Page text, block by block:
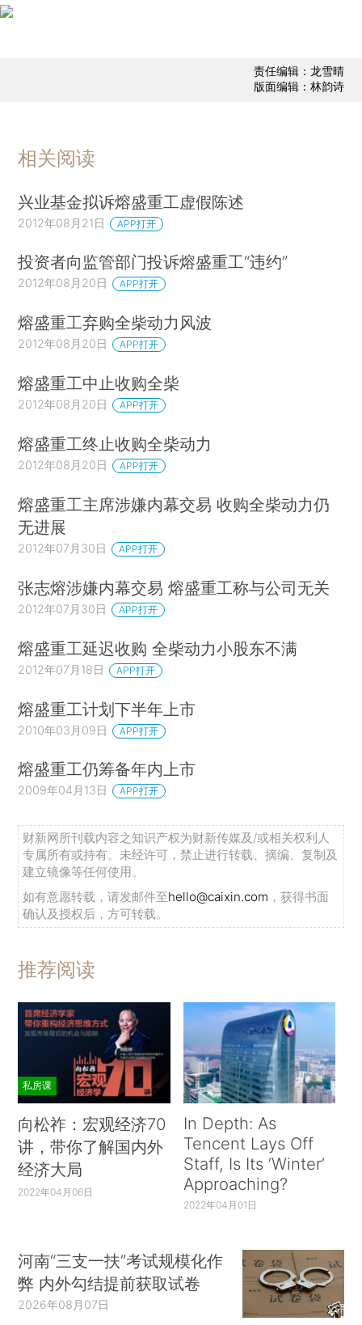
责任编辑：龙雪晴
版面编辑：林韵诗
相关阅读
兴业基金拟诉熔盛重工虚假陈述
2012年08月21日 APP打开
投资者向监管部门投诉熔盛重工“违约”
2012年08月20日 APP打开
熔盛重工弃购全柴动力风波
2012年08月20日 APP打开
熔盛重工中止收购全柴
2012年08月20日 APP打开
熔盛重工终止收购全柴动力
2012年08月20日 APP打开
熔盛重工主席涉嫌内幕交易 收购全柴动力仍
无进展
2012年07月30日 APP打开
张志熔涉嫌内幕交易 熔盛重工称与公司无关
2012年07月30日 APP打开
熔盛重工延迟收购 全柴动力小股东不满
2012年07月18日 APP打开
熔盛重工计划下半年上市
2010年03月09日 APP打开
熔盛重工仍筹备年内上市
2009年04月13日 APP打开
财新网所刊载内容之知识产权为财新传媒及/或相关权利人
专属所有或持有。未经许可，禁止进行转载、摘编、复制及
建立镜像等任何使用。
如有意愿转载，请发邮件至hello@caixin.com ，获得书面
确认及授权后，方可转载。
推荐阅读
私房课
向松祚：宏观经济70
讲，带你了解国内外
经济大局
2022年04月06日
In Depth: As
Tencent Lays Off
Staff, Is Its ‘Winter’
Approaching?
2022年04月01日
河南“三支一扶”考试规模化作
弊 内外勾结提前获取试卷
2026年08月07日